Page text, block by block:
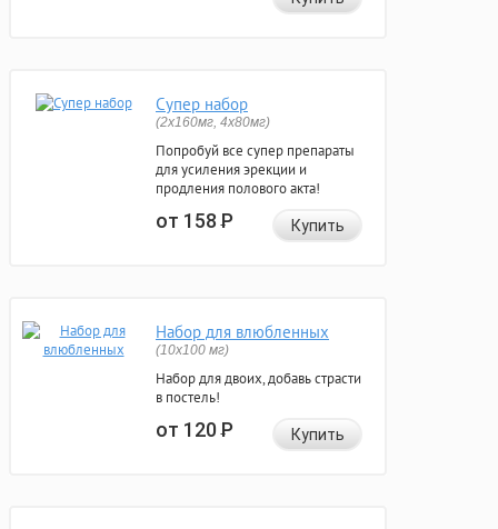
Супер набор
(2х160мг, 4х80мг)
Попробуй все супер препараты
для усиления эрекции и
продления полового акта!
от 158Р Купить
Набор для влюбленных
(10х100 мг)
Набор для двоих, добавь страсти
в постель!
от 120Р Купить